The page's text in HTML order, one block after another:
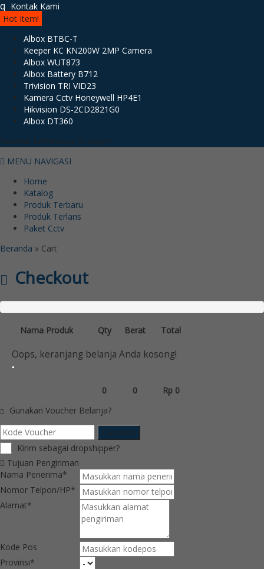
q Kontak Kami
Hot Item!
Albox BTBC-T
Keeper KC KN200W 2MP Camera
Albox WUT873
Albox Battery B712
Trivision TRI VID23
Kamera Cctv Honeywell HP4E1
Hikvision DS-2CD2821G0
Albox DT360
Selamat berbelanja, Shopper!
MENU NAVIGASI
Home
Katalog
Produk Terbaru
Produk Terlaris
Paket Cctv
Beranda » Cart
Checkout
Nama Produk Qty Berat Total
0 0 Rp 0
Oops, keranjang belanja Anda kosong!
Gunakan Voucher Belanja?
Gunakan
Kirim sebagai dropshipper?
Tujuan Pengiriman
Nama Penerima*
Nomor Telpon/HP*
Alamat*
Kode Pos
Provinsi*